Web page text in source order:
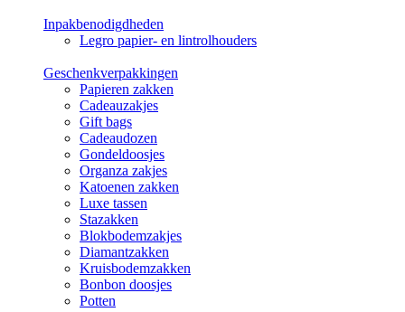
Inpakbenodigdheden
Legro papier- en lintrolhouders
Geschenkverpakkingen
Papieren zakken
Cadeauzakjes
Gift bags
Cadeaudozen
Gondeldoosjes
Organza zakjes
Katoenen zakken
Luxe tassen
Stazakken
Blokbodemzakjes
Diamantzakken
Kruisbodemzakken
Bonbon doosjes
Potten